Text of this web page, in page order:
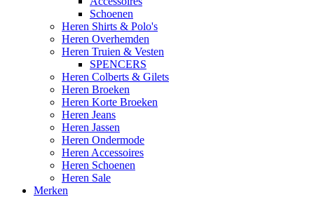
Schoenen
Heren Shirts & Polo's
Heren Overhemden
Heren Truien & Vesten
SPENCERS
Heren Colberts & Gilets
Heren Broeken
Heren Korte Broeken
Heren Jeans
Heren Jassen
Heren Ondermode
Heren Accessoires
Heren Schoenen
Heren Sale
Merken